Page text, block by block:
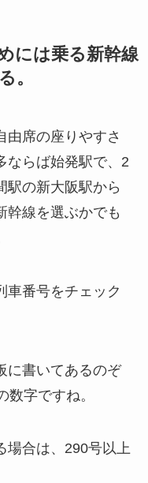
には乗る新幹線
。
由席の座りやすさ
ならば始発駅で、2
駅の新大阪駅から
幹線を選ぶかでも
車番号をチェック
に書いてあるのぞ
字ですね。
場合は、290号以上